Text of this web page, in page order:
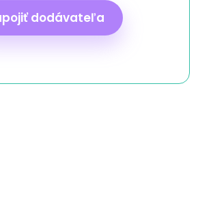
dodávateľa